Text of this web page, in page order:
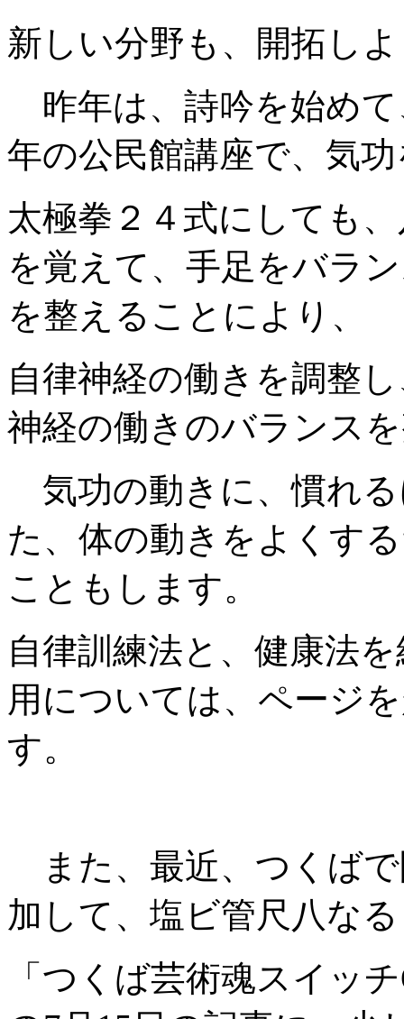
新しい分野も、開拓し
昨年は、詩吟を始め
年の公民館講座で、気
太極拳２４式にしても
を覚えて、手足をバラ
を整えることにより、
自律神経の働きを調整
神経の働きのバランス
気功の動きに、慣れ
た、体の動きをよくす
こともします。
自律訓練法と、健康法
用については、ページ
す。
また、最近、つくば
加して、塩ビ管尺八な
「つくば芸術魂スイッ